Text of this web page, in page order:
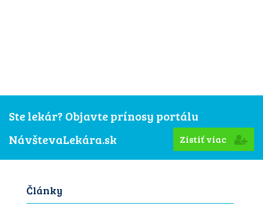
Ste lekár? Objavte prínosy portálu
NávštevaLekára.sk
Zistiť viac
Články